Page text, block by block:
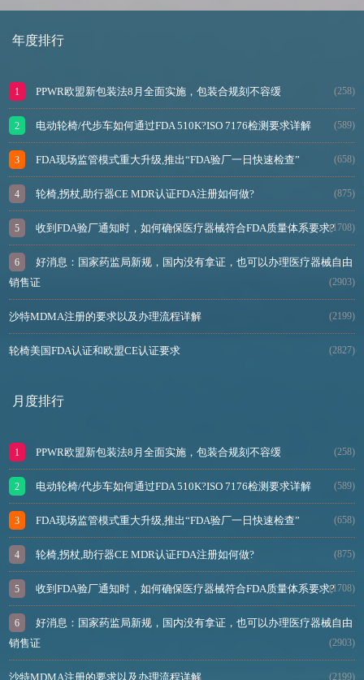
年度排行
PPWR欧盟新包装法8月全面实施，包装合规刻不容缓 (258)
电动轮椅/代步车如何通过FDA 510K?ISO 7176检测要求详解 (589)
FDA现场监管模式重大升级,推出“FDA验厂一日快速检查” (658)
轮椅,拐杖,助行器CE MDR认证FDA注册如何做? (875)
收到FDA验厂通知时，如何确保医疗器械符合FDA质量体系要求?(1708)
好消息：国家药监局新规，国内没有拿证，也可以办理医疗器械自由
销售证
(2903)
沙特MDMA注册的要求以及办理流程详解 (2199)
轮椅美国FDA认证和欧盟CE认证要求 (2827)
月度排行
PPWR欧盟新包装法8月全面实施，包装合规刻不容缓 (258)
电动轮椅/代步车如何通过FDA 510K?ISO 7176检测要求详解 (589)
FDA现场监管模式重大升级,推出“FDA验厂一日快速检查” (658)
轮椅,拐杖,助行器CE MDR认证FDA注册如何做? (875)
收到FDA验厂通知时，如何确保医疗器械符合FDA质量体系要求?(1708)
好消息：国家药监局新规，国内没有拿证，也可以办理医疗器械自由
销售证
(2903)
沙特MDMA注册的要求以及办理流程详解 (2199)